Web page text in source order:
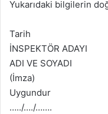
Yukarıdaki bilgilerin
Tarih
İNSPEKTÖR ADAYI
ADI VE SOYADI
(İmza)
Uygundur
…../…./…….